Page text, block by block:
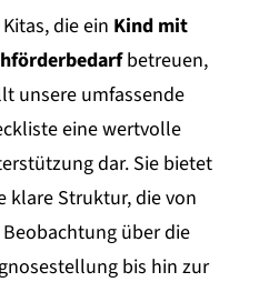
die ein Kind mit
betreuen,
unsere umfassende
eine wertvolle
dar. Sie bietet
klare Struktur, die von
über die
bis hin zur